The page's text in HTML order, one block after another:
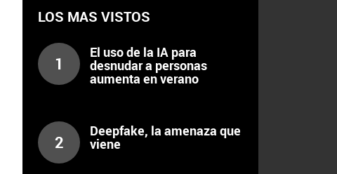
LOS MAS VISTOS
1
El uso de la IA para
desnudar a personas
aumenta en verano
2
Deepfake, la amenaza que
viene